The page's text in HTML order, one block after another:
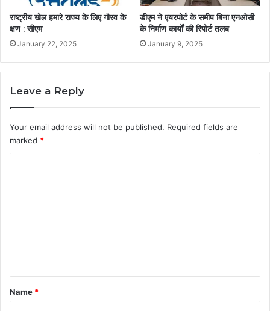
राष्ट्रीय खेल हमारे राज्य के लिए गौरव के
क्षण : सीएम
January 22, 2025
डीएम ने एयरपोर्ट के समीप बिना एनओसी
के निर्माण कार्यों की रिपोर्ट तलब
January 9, 2025
Leave a Reply
Your email address will not be published. Required fields are
marked *
*
Name *